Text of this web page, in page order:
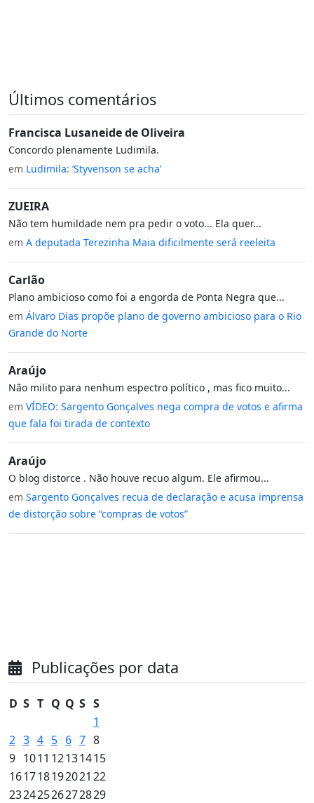
Últimos comentários
Francisca Lusaneide de Oliveira
Concordo plenamente Ludimila.
em Ludimila: ‘Styvenson se acha’
ZUEIRA
Não tem humildade nem pra pedir o voto... Ela quer...
em A deputada Terezinha Maia dificilmente será reeleita
Carlão
Plano ambicioso como foi a engorda de Ponta Negra que...
em Álvaro Dias propõe plano de governo ambicioso para o Rio
Grande do Norte
Araújo
Não milito para nenhum espectro político , mas fico muito...
em VÍDEO: Sargento Gonçalves nega compra de votos e afirma
que fala foi tirada de contexto
Araújo
O blog distorce . Não houve recuo algum. Ele afirmou...
em Sargento Gonçalves recua de declaração e acusa imprensa
de distorção sobre “compras de votos”
Publicações por data
D S T Q Q S S
1
2 3 4 5 6 7 8
9 1011 12131415
161718192021 22
23242526272829